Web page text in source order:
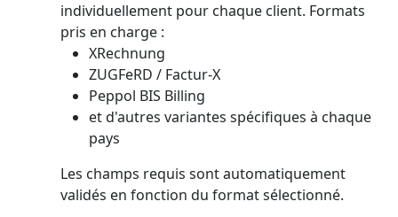
individuellement pour chaque client. Formats
pris en charge :
XRechnung
ZUGFeRD / Factur-X
Peppol BIS Billing
et d'autres variantes spécifiques à chaque
pays
Les champs requis sont automatiquement
validés en fonction du format sélectionné.